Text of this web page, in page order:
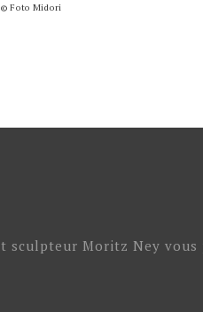
© Foto Midori
sculpteur Moritz Ney vous